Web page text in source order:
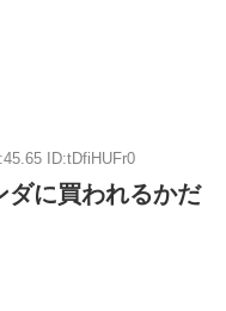
ID:tDfiHUFr0
ダに買われるかだ